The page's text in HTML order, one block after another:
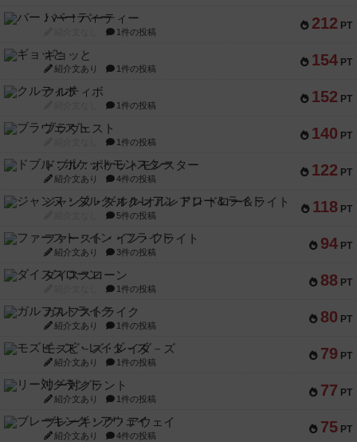
212 PT
バー！パーティー
1件の投稿
154 PT
ギョッと
紹介文あり 1件の投稿
152 PT
クルティボ
1件の投稿
140 PT
ブラヴェスト
1件の投稿
122 PT
ドブル：ポケットモンスター
紹介文あり 4件の投稿
118 PT
ジャンヌ・ダルク-オルレアン ドロー＆ライト
5件の投稿
94 PT
ファースト・イン・フライト
紹介文あり 3件の投稿
88 PT
ダイススローン
1件の投稿
80 PT
ガルフストライク
紹介文あり 1件の投稿
79 PT
モズビ－ズ・レイダ－ズ
紹介文あり 1件の投稿
77 PT
リー対グラント
紹介文あり 1件の投稿
75 PT
ブレーキング・アウェイ
紹介文あり 4件の投稿